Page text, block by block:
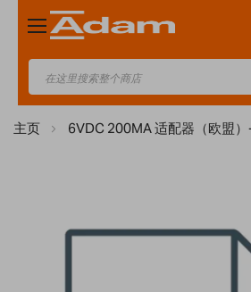
Toggle
Nav
主页 6VDC 200MA 适配器（欧盟